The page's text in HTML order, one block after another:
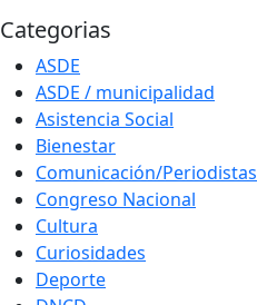
Categorias
ASDE
ASDE / municipalidad
Asistencia Social
Bienestar
Comunicación/Periodistas
Congreso Nacional
Cultura
Curiosidades
Deporte